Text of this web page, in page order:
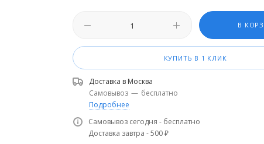
В
КУПИТЬ В 1 КЛИК
Доставка в Москва
Самовывоз — бесплатно
Подробнее
Самовывоз сегодня - бесплатно
Доставка завтра - 500 ₽